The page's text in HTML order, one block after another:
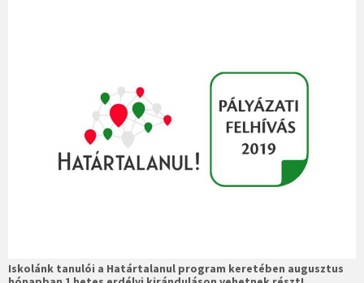
Iskolánk tanulói a Határtalanul program keretében augusztus